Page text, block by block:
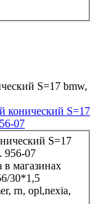
конический S=17
07
в магазинах
30*1,5
rn, opl,nexia,